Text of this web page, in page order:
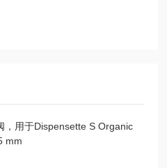
，用于Dispensette S Organic
mm